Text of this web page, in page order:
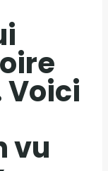
Voici
vu